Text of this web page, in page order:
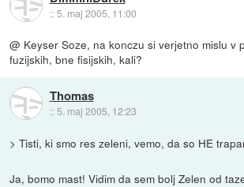
::5. maj 2005, 11:00
@ Keyser Soze, na konczu si verjetno mislu v
fuzijskih, bne fisijskih, kali?
Thomas
:: 5. maj 2005, 12:23
> Tisti, ki smo res zeleni, vemo, da so HE
Ja, bomo mast! Vidim da sem bolj Zelen od